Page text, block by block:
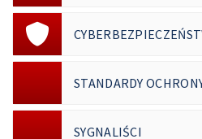
STANDARDY
SYGNALIŚCI